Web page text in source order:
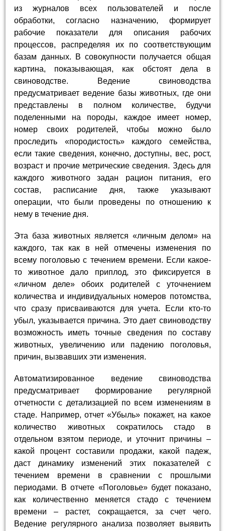
из журналов всех пользователей и после
обработки, согласно назначению, формирует
рабочие показатели для описания рабочих
процессов, распределяя их по соответствующим
базам данных. В совокупности получается общая
картина, показывающая, как обстоят дела в
свиноводстве. Ведение свиноводства
предусматривает ведение базы животных, где они
представлены в полном количестве, будучи
поделенными на породы, каждое имеет номер,
номер своих родителей, чтобы можно было
проследить «породистость» каждого семейства,
если такие сведения, конечно, доступны, вес, рост,
возраст и прочие метрические сведения. Здесь для
каждого животного задан рацион питания, его
состав, расписание дня, также указывают
операции, что были проведены по отношению к
нему в течение дня.
Эта база животных является «личным делом» на
каждого, так как в ней отмечены изменения по
всему поголовью с течением времени. Если какое-
то животное дало приплод, это фиксируется в
«личном деле» обоих родителей с уточнением
количества и индивидуальных номеров потомства,
что сразу присваиваются для учета. Если кто-то
убыл, указывается причина. Это дает свиноводству
возможность иметь точные сведения по составу
животных, увеличению или падению поголовья,
причин, вызвавших эти изменения.
Автоматизированное ведение свиноводства
предусматривает формирование регулярной
отчетности с детализацией по всем изменениям в
стаде. Например, отчет «Убыль» покажет, на какое
количество животных сократилось стадо в
отдельном взятом периоде, и уточнит причины –
какой процент составили продажи, какой падеж,
даст динамику изменений этих показателей с
течением времени в сравнении с прошлыми
периодами. В отчете «Поголовье» будет показано,
как количественно меняется стадо с течением
времени – растет, сокращается, за счет чего.
Ведение регулярного анализа позволяет выявить